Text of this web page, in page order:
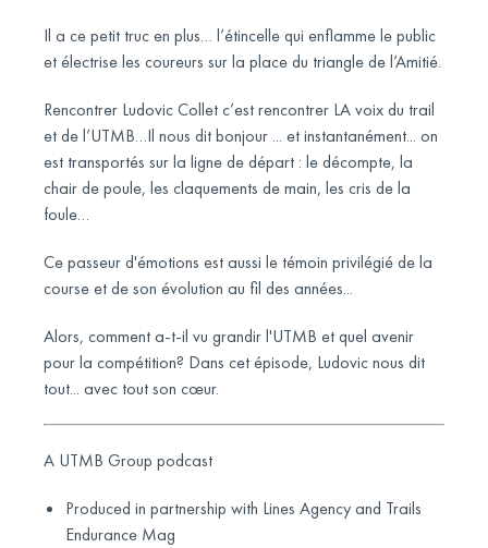
Il a ce petit truc en plus… l’étincelle qui enflamme le public
et électrise les coureurs sur la place du triangle de l’Amitié.
Rencontrer Ludovic Collet c’est rencontrer LA voix du trail
et de l’UTMB…Il nous dit bonjour ... et instantanément... on
est transportés sur la ligne de départ : le décompte, la
chair de poule, les claquements de main, les cris de la
foule…
Ce passeur d'émotions est aussi le témoin privilégié de la
course et de son évolution au fil des années...
Alors, comment a-t-il vu grandir l'UTMB et quel avenir
pour la compétition? Dans cet épisode, Ludovic nous dit
tout... avec tout son cœur.
A UTMB Group podcast
Produced in partnership with Lines Agency and Trails
Endurance Mag